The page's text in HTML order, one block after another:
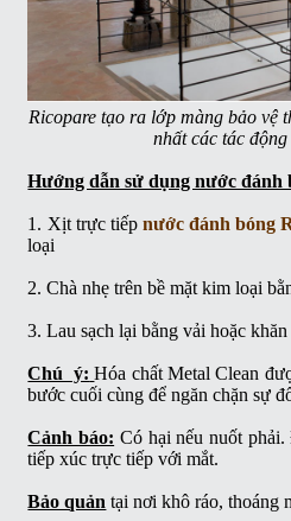
Ricopare tạo ra lớp màng bảo vệ
nhất các tác
Hướng dẫn sử dụng nước đánh
1. Xịt trực tiếp nước đánh bóng
loại
2. Chà nhẹ trên bề mặt kim loại
3. Lau sạch lại bằng vải hoặc
Chú ý: Hóa chất Metal Clean
bước cuối cùng để ngăn chặn sự
Cảnh báo: Có hại nếu nuốt
tiếp xúc trực tiếp với mắt.
Bảo quản tại nơi khô ráo, thoáng